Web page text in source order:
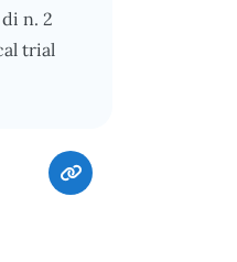
n. 2
trial